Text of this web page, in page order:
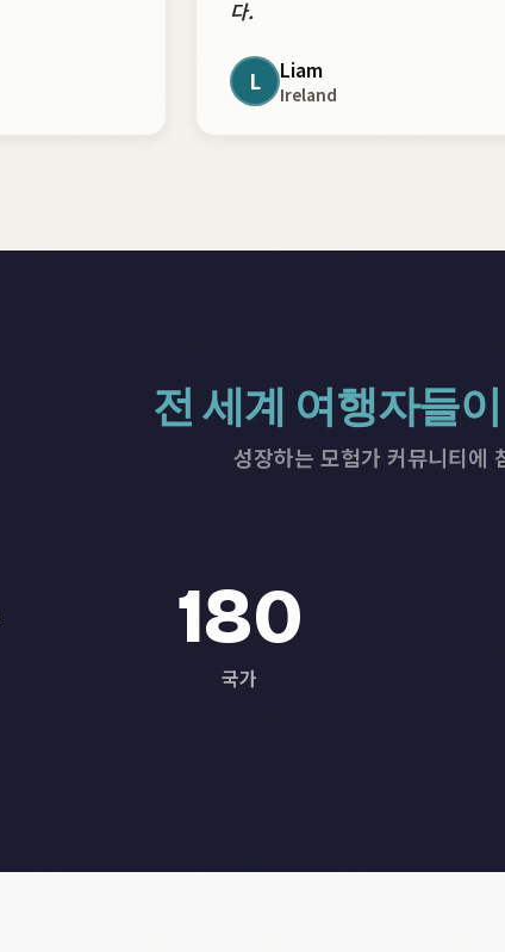
다.
L Liam
Ireland
전 세계 여행자들
성장하는 모험가 커뮤니티에
180
국가